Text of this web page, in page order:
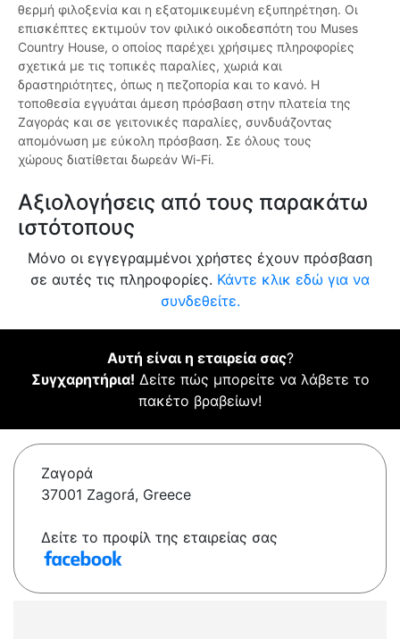
θερμή φιλοξενία και η εξατομικευμένη εξυπηρέτηση. Οι
επισκέπτες εκτιμούν τον φιλικό οικοδεσπότη του Muses
Country House, ο οποίος παρέχει χρήσιμες πληροφορίες
σχετικά με τις τοπικές παραλίες, χωριά και
δραστηριότητες, όπως η πεζοπορία και το κανό. Η
τοποθεσία εγγυάται άμεση πρόσβαση στην πλατεία της
Ζαγοράς και σε γειτονικές παραλίες, συνδυάζοντας
απομόνωση με εύκολη πρόσβαση. Σε όλους τους
χώρους διατίθεται δωρεάν Wi-Fi.
Αξιολογήσεις από τους παρακάτω
ιστότοπους
Μόνο οι εγγεγραμμένοι χρήστες έχουν πρόσβαση
σε αυτές τις πληροφορίες. Κάντε κλικ εδώ για να
συνδεθείτε.
Αυτή είναι η εταιρεία σας?
Συγχαρητήρια! Δείτε πώς μπορείτε να λάβετε το
πακέτο βραβείων!
Ζαγορά
37001 Zagorá, Greece
Δείτε το προφίλ της εταιρείας σας